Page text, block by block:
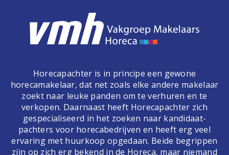
Horecapachter is in principe een gewone
horecamakelaar, dat net zoals elke andere makelaar
zoekt naar leuke panden om te verhuren en te
verkopen. Daarnaast heeft Horecapachter zich
gespecialiseerd in het zoeken naar kandidaat-
pachters voor horecabedrijven en heeft erg veel
ervaring met huurkoop opgedaan. Beide begrippen
zijn op zich erg bekend in de Horeca, maar niemand